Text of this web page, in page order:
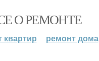
О РЕМОНТЕ
квартир ремонт дома